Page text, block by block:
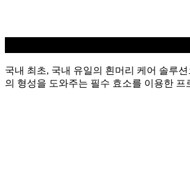
국내 최초, 국내 유일의 흰머리 케어 솔루
의 형성을 도와주는 필수 효소를 이용한 프